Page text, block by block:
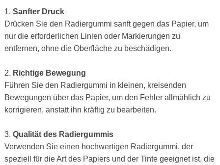
1. Sanfter Druck
Drücken Sie den Radiergummi sanft gegen das Papier, um
nur die erforderlichen Linien oder Markierungen zu
entfernen, ohne die Oberfläche zu beschädigen.
2. Richtige Bewegung
Führen Sie den Radiergummi in kleinen, kreisenden
Bewegungen über das Papier, um den Fehler allmählich zu
korrigieren, anstatt ihn kräftig zu bearbeiten.
3. Qualität des Radiergummis
Verwenden Sie einen hochwertigen Radiergummi, der
speziell für die Art des Papiers und der Tinte geeignet ist, die